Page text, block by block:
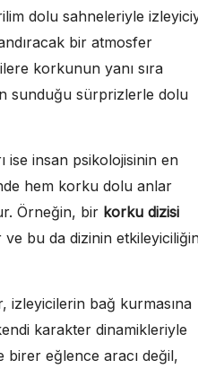
dolu sahneleriyle
bir atmosfer
korkunun yanı sıra
sunduğu sürprizlerle dolu
ise insan psikolojisinin en
hem korku dolu anlar
Örneğin, bir korku dizisi
ve bu da dizinin
izleyicilerin bağ kurmasına
karakter dinamikleriyle
eğlence aracı değil,